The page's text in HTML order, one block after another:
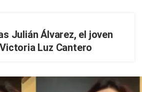
Julián Álvarez, el joven
Luz Cantero